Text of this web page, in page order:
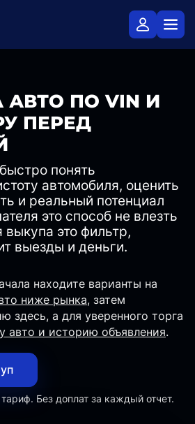
АВТО ПО VIN И
ПЕРЕД
понять
автомобиля, оценить
и реальный потенциал
это способ не влезть
это фильтр,
выезды и деньги.
находите варианты на
ниже рынка, затем
здесь, а для уверенного торга
авто и историю объявления.
Без доплат за каждый отчет.